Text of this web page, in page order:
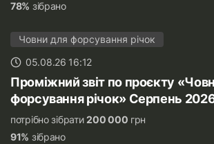
78% зібрано
Човни для форсування річок
05.08.26 16:12
Проміжний звіт по проєкту
форсування річок» Серпень
потрібно зібрати200 000 грн
91% зібрано